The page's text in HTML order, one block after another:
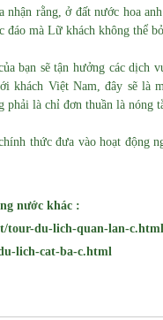
rằng, ở đất nước hoa
mà Lữ khách không thể
bạn sẽ tận hưởng các dịch
khách Việt Nam, đây sẽ là
là chỉ đơn thuần là nóng
thức đưa vào hoạt động
nước khác :
tour-du-lich-quan-lan-c.html
lich-cat-ba-c.html